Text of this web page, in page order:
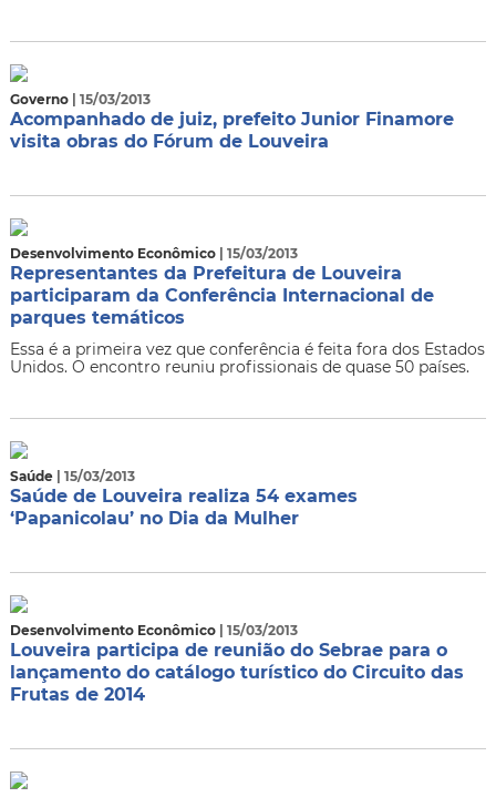
Governo | 15/03/2013
Acompanhado de juiz, prefeito Junior Finamore
visita obras do Fórum de Louveira
Desenvolvimento Econômico | 15/03/2013
Representantes da Prefeitura de Louveira
participaram da Conferência Internacional de
parques temáticos
Essa é a primeira vez que conferência é feita fora dos Estados
Unidos. O encontro reuniu profissionais de quase 50 países.
Saúde | 15/03/2013
Saúde de Louveira realiza 54 exames
‘Papanicolau’ no Dia da Mulher
Desenvolvimento Econômico | 15/03/2013
Louveira participa de reunião do Sebrae para o
lançamento do catálogo turístico do Circuito das
Frutas de 2014